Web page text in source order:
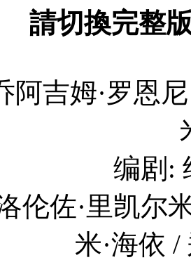
請切換完整
阿吉姆·罗恩
编剧:
伦佐·里凯尔
米·海依